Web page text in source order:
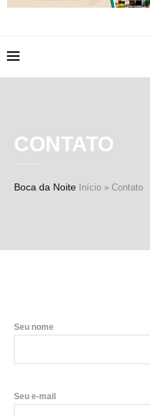
CONTATO
Boca da Noite Início » Contato
Seu nome
Seu e-mail